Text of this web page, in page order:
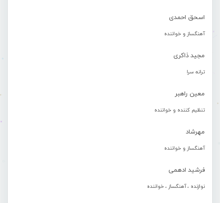
اسحق احمدی
آهنگساز و خواننده
مجید ذاکری
ترانه سرا
معین راهبر
تنظیم کننده و خواننده
مهرشاد
آهنگساز و خواننده
فرشید ادهمی
نوازنده ، آهنگساز ، خواننده